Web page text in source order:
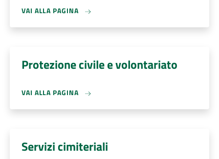
VAI ALLA PAGINA
Protezione civile e volontariato
VAI ALLA PAGINA
Servizi cimiteriali